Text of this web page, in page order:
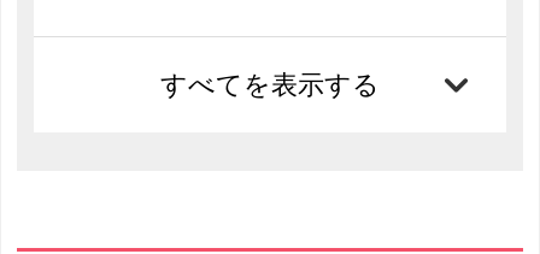
すべてを表示する